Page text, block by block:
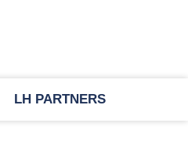
LH PARTNERS